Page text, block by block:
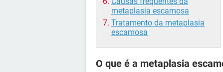
metaplasia escamosa
Tratamento da metaplasia
escamosa
O que é a metaplasia